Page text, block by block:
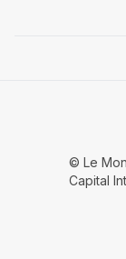
© Le
Capital